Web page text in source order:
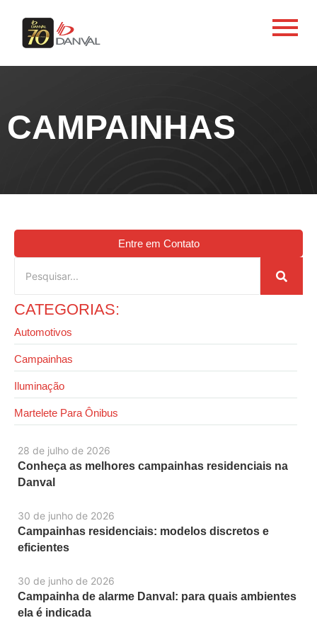
CAMPAINHAS
28 de julho de 2026
Conheça as melhores campainhas residenciais na
Danval
30 de junho de 2026
Campainhas residenciais: modelos discretos e
eficientes
30 de junho de 2026
Campainha de alarme Danval: para quais ambientes
ela é indicada
Entre em Contato
CATEGORIAS:
Automotivos
Campainhas
Iluminação
Martelete Para Ônibus